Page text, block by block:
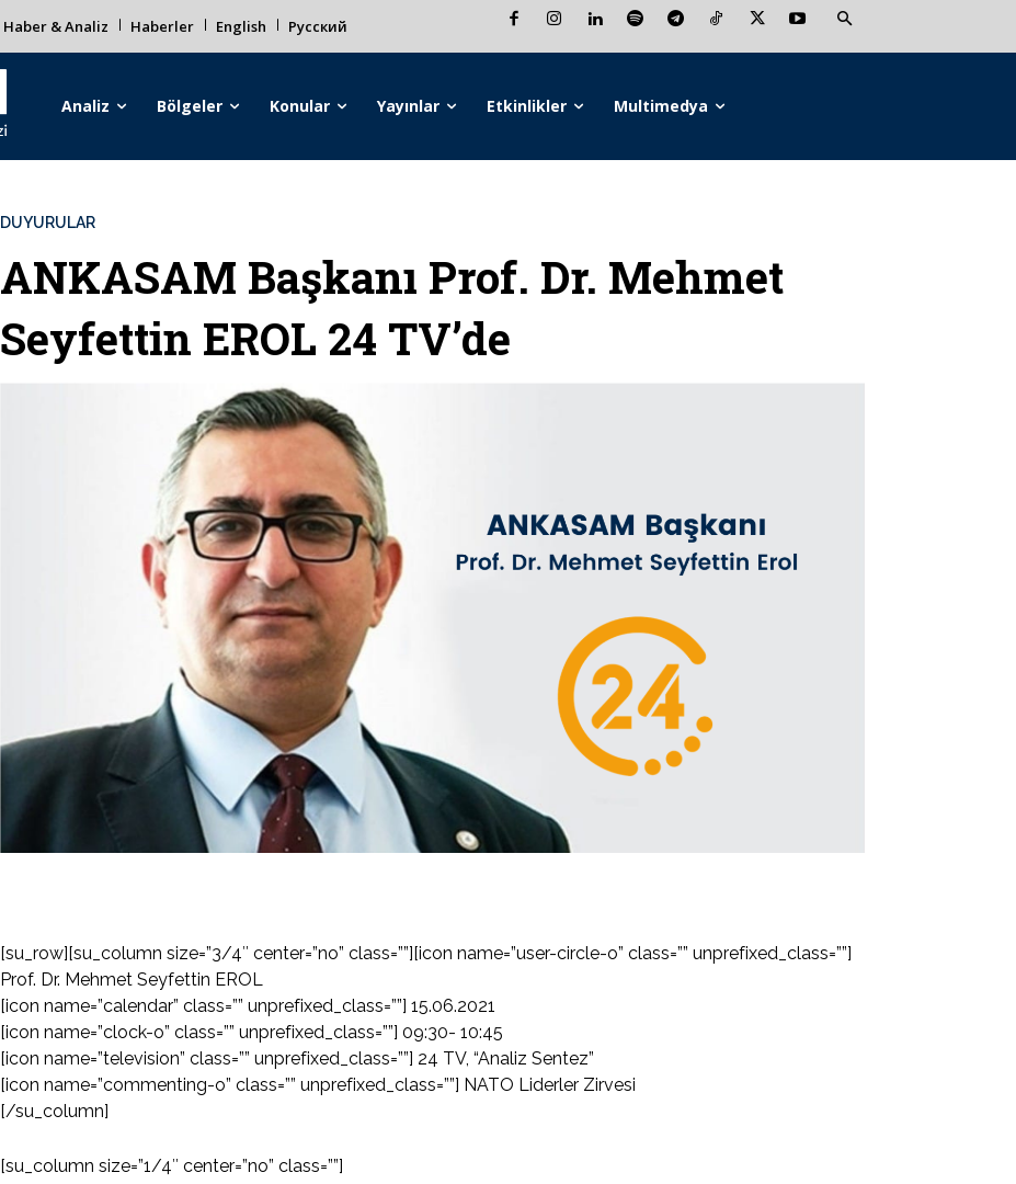
Haber & Analiz Haberler English Русский
Analiz Bölgeler Konular Yayınlar Etkinlikler Multimedya
DUYURULAR
ANKASAM Başkanı Prof. Dr. Mehmet
Seyfettin EROL 24 TV’de
[su_row][su_column size=”3/4″ center=”no” class=””][icon name=”user-circle-o” class=”” unprefixed_class=””]
Prof. Dr. Mehmet Seyfettin EROL
[icon name=”calendar” class=”” unprefixed_class=””] 15.06.2021
[icon name=”clock-o” class=”” unprefixed_class=””] 09:30- 10:45
[icon name=”television” class=”” unprefixed_class=””] 24 TV, “Analiz Sentez”
[icon name=”commenting-o” class=”” unprefixed_class=””] NATO Liderler Zirvesi
[/su_column]
[su_column size=”1/4″ center=”no” class=””]